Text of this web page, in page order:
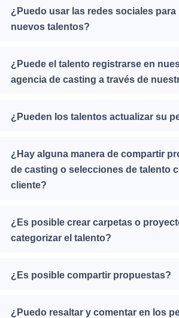
¿Puedo usar las redes sociales para
nuevos talentos?
¿Puede el talento registrarse en
agencia de casting a través de
¿Pueden los talentos actualizar su
¿Hay alguna manera de compartir
de casting o selecciones de talento
cliente?
¿Es posible crear carpetas o
categorizar el talento?
¿Es posible compartir propuestas?
¿Puedo resaltar y comentar en los